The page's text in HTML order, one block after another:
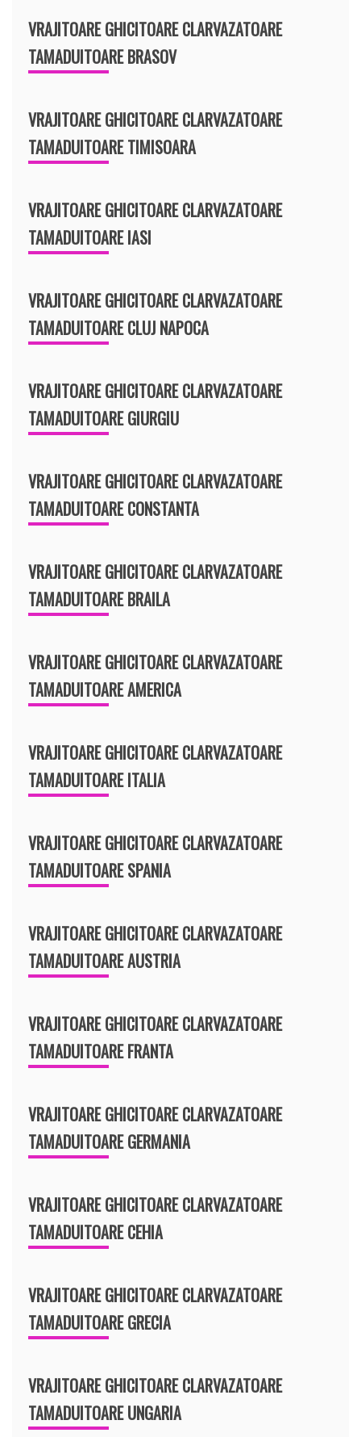
VRAJITOARE GHICITOARE CLARVAZATOARE
TAMADUITOARE BRASOV
VRAJITOARE GHICITOARE CLARVAZATOARE
TAMADUITOARE TIMISOARA
VRAJITOARE GHICITOARE CLARVAZATOARE
TAMADUITOARE IASI
VRAJITOARE GHICITOARE CLARVAZATOARE
TAMADUITOARE CLUJ NAPOCA
VRAJITOARE GHICITOARE CLARVAZATOARE
TAMADUITOARE GIURGIU
VRAJITOARE GHICITOARE CLARVAZATOARE
TAMADUITOARE CONSTANTA
VRAJITOARE GHICITOARE CLARVAZATOARE
TAMADUITOARE BRAILA
VRAJITOARE GHICITOARE CLARVAZATOARE
TAMADUITOARE AMERICA
VRAJITOARE GHICITOARE CLARVAZATOARE
TAMADUITOARE ITALIA
VRAJITOARE GHICITOARE CLARVAZATOARE
TAMADUITOARE SPANIA
VRAJITOARE GHICITOARE CLARVAZATOARE
TAMADUITOARE AUSTRIA
VRAJITOARE GHICITOARE CLARVAZATOARE
TAMADUITOARE FRANTA
VRAJITOARE GHICITOARE CLARVAZATOARE
TAMADUITOARE GERMANIA
VRAJITOARE GHICITOARE CLARVAZATOARE
TAMADUITOARE CEHIA
VRAJITOARE GHICITOARE CLARVAZATOARE
TAMADUITOARE GRECIA
VRAJITOARE GHICITOARE CLARVAZATOARE
TAMADUITOARE UNGARIA